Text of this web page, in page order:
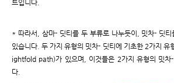
트입니다.
* 따라서, 삼마- 딧티를 두 부류로 나누듯이, 밋차- 딧
있습니다. 두 가지 유형의 밋차- 딧티에 기초한 2가지
ightfold path)가 있으며, 이것들은 2가지 유형의 밋차-
다.